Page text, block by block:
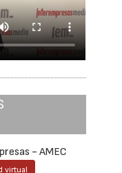
- AMEC
virtual